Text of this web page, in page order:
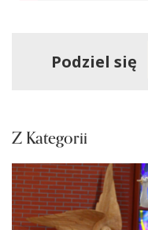
Podziel się
Z Kategorii